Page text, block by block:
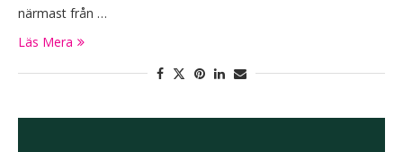
närmast från …
Läs Mera